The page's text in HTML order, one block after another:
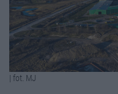
| fot. MJ